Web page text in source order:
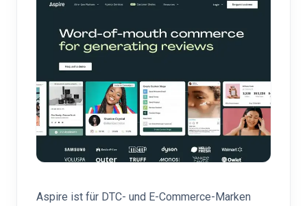
Aspire ist für DTC- und E-Commerce-Marken